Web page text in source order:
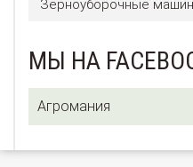
Зерноуборочные
МЫ НА
Агромания